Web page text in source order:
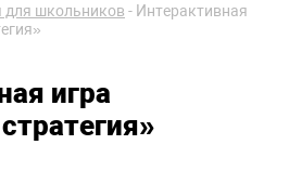
для школьников - Интерактивная
игра